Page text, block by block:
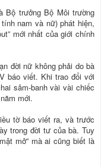
Bộ trưởng Bộ Môi trường
nam và nữ) phát hiện,
mới nhất của giới chính
đời nữ không phải do bà
báo viết. Khi trao đổi với
sâm-banh vài vài chiếc
mới.
tờ báo viết ra, và trước
trong đời tư của bà. Tuy
mở” mà ai cũng biết là